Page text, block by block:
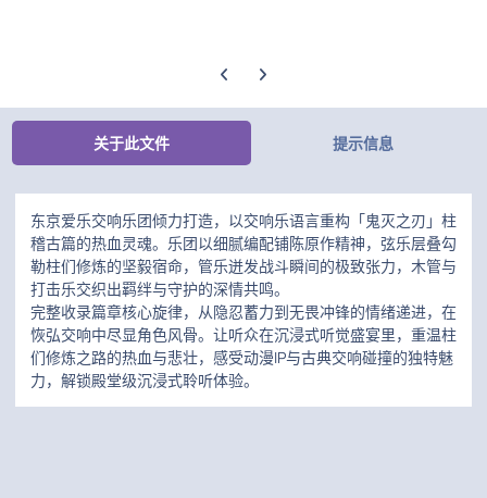
上一张轮播幻灯片
下一张轮播幻灯片
关于此文件 提示信息
东京爱乐交响乐团倾力打造，以交响乐语言重构「鬼灭之刃」柱
稽古篇的热血灵魂。乐团以细腻编配铺陈原作精神，弦乐层叠勾
勒柱们修炼的坚毅宿命，管乐迸发战斗瞬间的极致张力，木管与
打击乐交织出羁绊与守护的深情共鸣。
完整收录篇章核心旋律，从隐忍蓄力到无畏冲锋的情绪递进，在
恢弘交响中尽显角色风骨。让听众在沉浸式听觉盛宴里，重温柱
们修炼之路的热血与悲壮，感受动漫IP与古典交响碰撞的独特魅
力，解锁殿堂级沉浸式聆听体验。